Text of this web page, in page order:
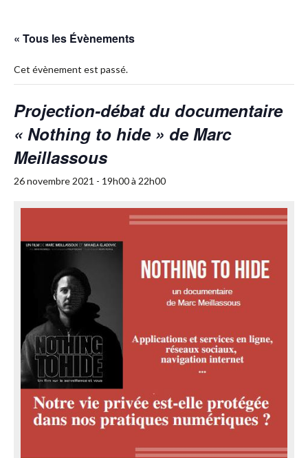
« Tous les Évènements
Cet évènement est passé.
Projection-débat du documentaire
« Nothing to hide » de Marc
Meillassous
26 novembre 2021 - 19h00à 22h00